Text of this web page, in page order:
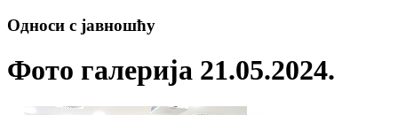
Односи с јавношћу
Фото галерија 21.05.2024.